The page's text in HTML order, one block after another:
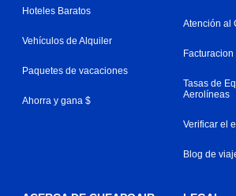
Hoteles Baratos
Vehículos de Alquiler
Paquetes de vacaciones
Ahorra y gana $
Atención al
Facturacion
Tasas de
Aerolíneas
Verificar el
Blog de